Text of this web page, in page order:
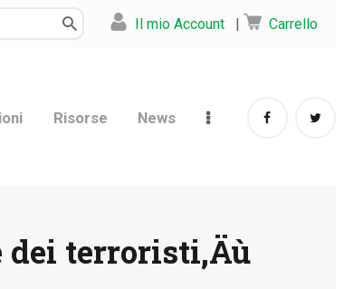
Il mio Account | Carrello
Risorse News
terroristi‚Äù